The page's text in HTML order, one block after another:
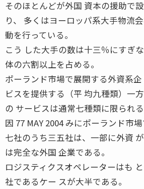
そのほとんどが外国 資本の援助で
り、 多くはヨーロッパ系大手物流
動を行っている。
こう した大手の数は十三％にすぎ
体の六割以上を占める。
ポーランド市場で展開する外資系
ビスを提供する（平 均九種類）一
の サービスは通常七種類に限られる
因 77 MAY 2004 みにポーランド市
七社のうち三五社は、一部に外資
は完全な外国 企業である。
ロジスティクスオペレーターはも
社であるケー スが大半である。